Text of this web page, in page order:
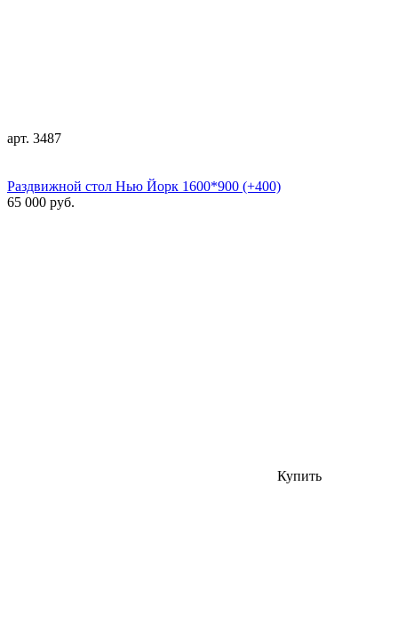
арт. 3487
Раздвижной стол Нью Йорк 1600*900 (+400)
65 000 руб.
Купить